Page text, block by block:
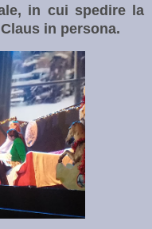
in cui spedire la
in persona.